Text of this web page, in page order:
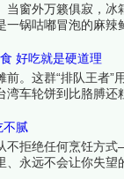
当窗外万籁俱寂，
锅咕嘟冒泡的麻
准备好接受这份深
好吃就是硬道理
。这群“排队王者
车轮饼到比胳膊
让你瞬间原谅所有
不腻
不拒绝任何烹饪方
永远不会让你失